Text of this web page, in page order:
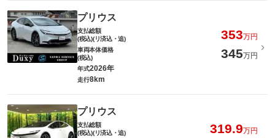
プリウス
支払総額
(税込)(リ済込・追)
353万円
車両本体価格
(税込)
345万円
年式2026年
走行8km
プリウス
支払総額
(税込)(リ済込・追)
319.9万円